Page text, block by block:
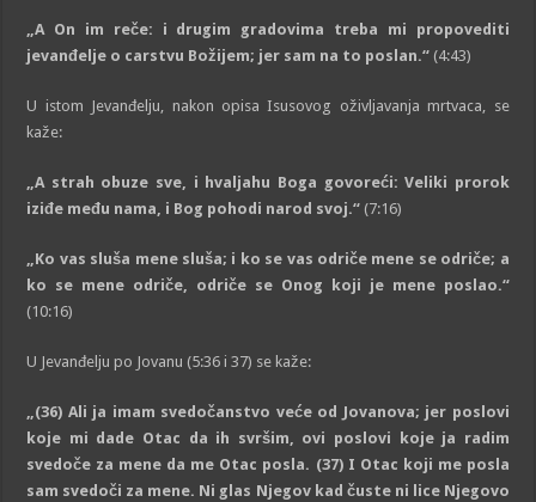
„A On im reče: i drugim gradovima treba mi propovediti
jevanđelje o carstvu Božijem; jer sam na to poslan.“ (4:43)
U istom Jevanđelju, nakon opisa Isusovog oživljavanja mrtvaca, se
kaže:
„A strah obuze sve, i hvaljahu Boga govoreći: Veliki prorok
iziđe među nama, i Bog pohodi narod svoj.“ (7:16)
„Ko vas sluša mene sluša; i ko se vas odriče mene se odriče; a
ko se mene odriče, odriče se Onog koji je mene poslao.“
(10:16)
U Jevanđelju po Jovanu (5:36 i 37) se kaže:
„(36) Ali ja imam svedočanstvo veće od Jovanova; jer poslovi
koje mi dade Otac da ih svršim, ovi poslovi koje ja radim
svedoče za mene da me Otac posla. (37) I Otac koji me posla
sam svedoči za mene. Ni glas Njegov kad čuste ni lice Njegovo